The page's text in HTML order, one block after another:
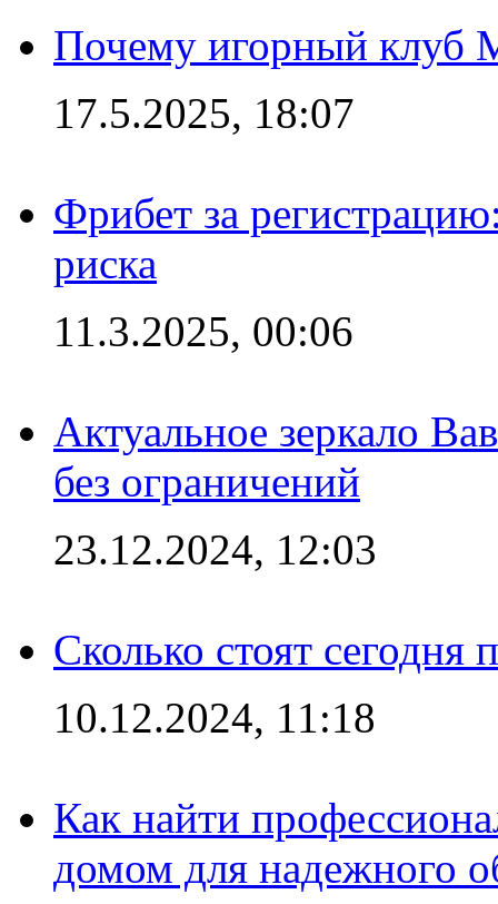
Почему игорный клуб
17.5.2025, 18:07
Фрибет за
риска
11.3.2025, 00:06
Актуальное зеркало
без ограничений
23.12.2024, 12:03
Сколько стоят сегодня
10.12.2024, 11:18
Как найти
домом для надежного